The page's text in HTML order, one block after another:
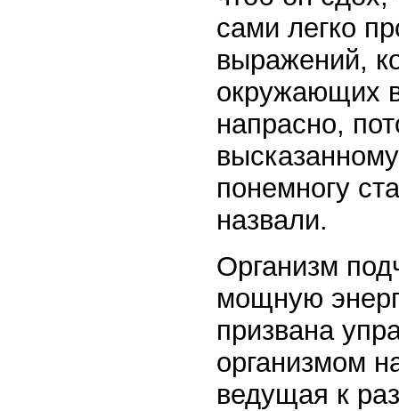
сами легко
выражений,
окружающих
напрасно,
понемногу
назвали.
Организм
мощную
призвана
организмом
ведущая к